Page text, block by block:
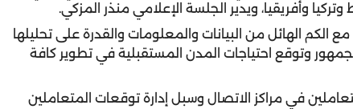
وأفريقيا، ويدير الجلسة الإعلامي منذر المزكي.
الكم الهائل من البيانات والمعلومات والقدرة على تحليلها
وتوقع احتياجات المدن المستقبلية في تطوير كافة
في مراكز الاتصال وسبل إدارة توقعات المتعاملين